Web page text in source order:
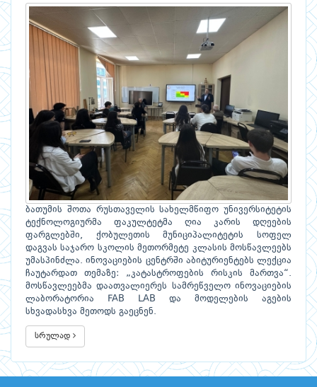
ბათუმის შოთა რუსთაველის სახელმწიფო უნივერსიტეტის
ტექნოლოგიურმა ფაკულტეტმა ღია კარის დღეების
ფარგლებში, ქობულეთის მუნიციპალიტეტის სოფელ
დაგვას საჯარო სკოლის მეთორმეტე კლასის მოსწავლეებს
უმასპინძლა. ინოვაციების ცენტრში აბიტურიენტებს ლექცია
ჩაუტარდათ თემაზე: „კატასტროფების რისკის მართვა“.
მოსწავლეებმა დაათვალიერეს სამრეწველო ინოვაციების
ლაბორატორია FAB LAB და მოდელების აგების
სხვადასხვა მეთოდს გაეცნენ.
სრულად